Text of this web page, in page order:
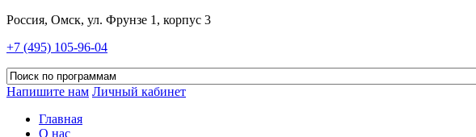
Россия, Омск, ул. Фрунзе 1, корпус 3
+7 (495) 105-96-04
Напишите нам Личный кабинет
Главная
О нас